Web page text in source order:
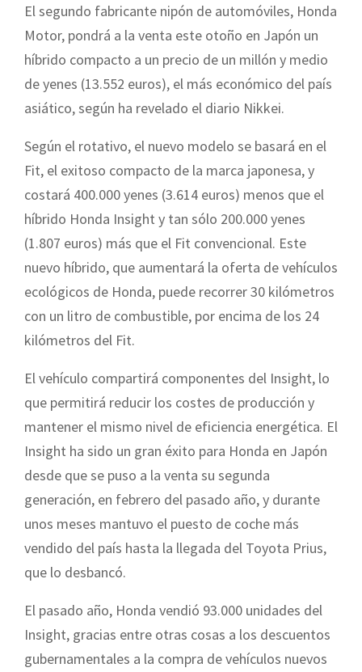
El segundo fabricante nipón de automóviles, Honda
Motor, pondrá a la venta este otoño en Japón un
híbrido compacto a un precio de un millón y medio
de yenes (13.552 euros), el más económico del país
asiático, según ha revelado el diario Nikkei.
Según el rotativo, el nuevo modelo se basará en el
Fit, el exitoso compacto de la marca japonesa, y
costará 400.000 yenes (3.614 euros) menos que el
híbrido Honda Insight y tan sólo 200.000 yenes
(1.807 euros) más que el Fit convencional. Este
nuevo híbrido, que aumentará la oferta de vehículos
ecológicos de Honda, puede recorrer 30 kilómetros
con un litro de combustible, por encima de los 24
kilómetros del Fit.
El vehículo compartirá componentes del Insight, lo
que permitirá reducir los costes de producción y
mantener el mismo nivel de eficiencia energética. El
Insight ha sido un gran éxito para Honda en Japón
desde que se puso a la venta su segunda
generación, en febrero del pasado año, y durante
unos meses mantuvo el puesto de coche más
vendido del país hasta la llegada del Toyota Prius,
que lo desbancó.
El pasado año, Honda vendió 93.000 unidades del
Insight, gracias entre otras cosas a los descuentos
gubernamentales a la compra de vehículos nuevos